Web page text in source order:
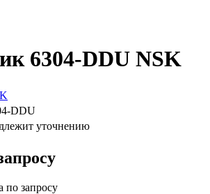
6304-DDU NSK
DDU
уточнению
запросу